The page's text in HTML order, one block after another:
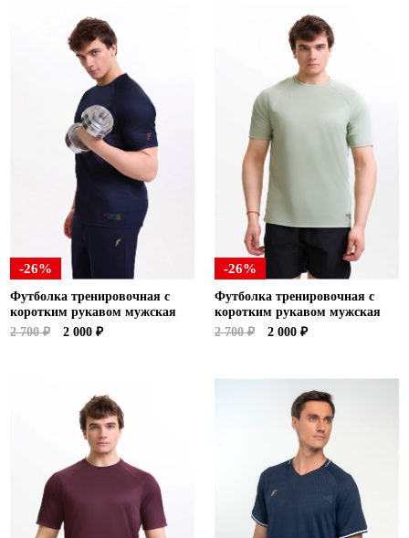
-26%
Футболка тренировочная с
коротким рукавом мужская
2 700 ₽
2 000 ₽
-26%
Футболка тренировочная с
коротким рукавом мужская
2 700 ₽
2 000 ₽